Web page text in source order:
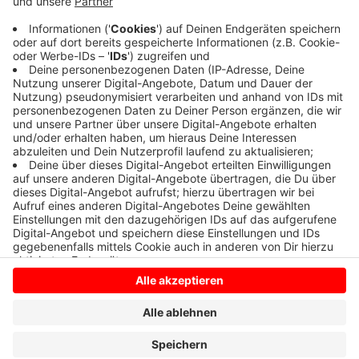
dem Dalweg auf die Coesfelder Straße einen
Motorradfahrer übersehen. Der Motorradfahrer wurde
dabei verletzt und kam ins Krankenhaus.
Anzeige
Anzeige